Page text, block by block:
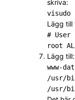
skriva:
visudo
Lägg till
#
root
Lägg till:
www-
/usr/
/usr/